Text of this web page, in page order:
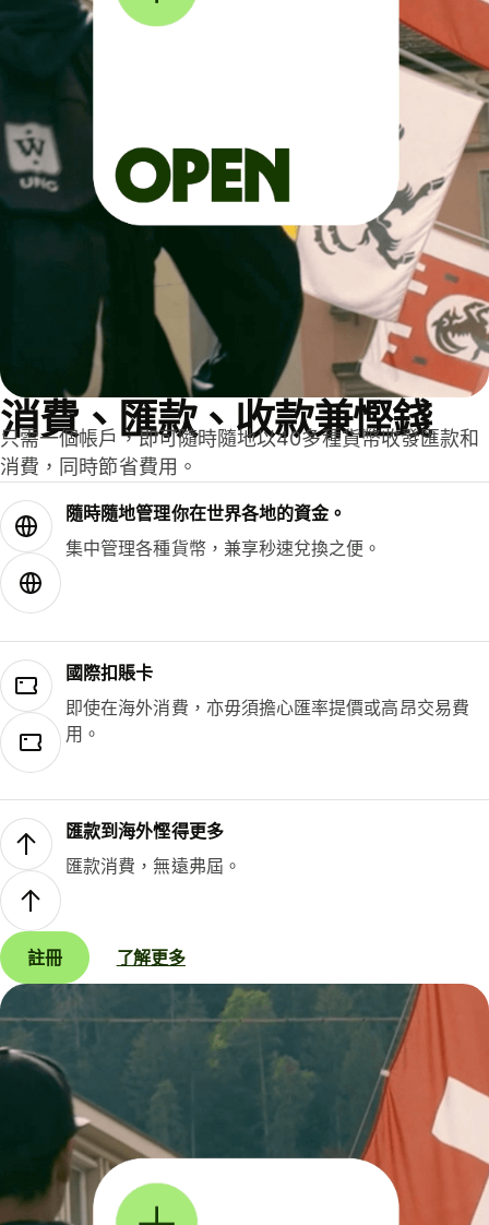
消費、匯款、收款兼慳錢
只需一個帳戶，即可隨時隨地以40多種貨幣收發匯款和
消費，同時節省費用。
隨時隨地管理你在世界各地的資金。
集中管理各種貨幣，兼享秒速兌換之便。
國際扣賬卡
即使在海外消費，亦毋須擔心匯率提價或高昂交易費
用。
匯款到海外慳得更多
匯款消費，無遠弗屆。
註冊 了解更多